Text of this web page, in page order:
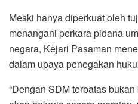
Meski hanya diperkuat oleh
menangani perkara pidana
negara, Kejari Pasaman
dalam upaya penegakan
“Dengan SDM terbatas